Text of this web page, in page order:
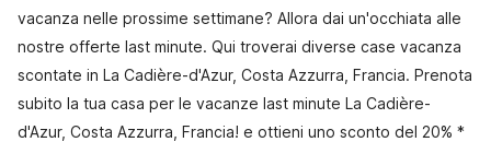
vacanza nelle prossime settimane? Allora dai un'occhiata alle
nostre offerte last minute. Qui troverai diverse case vacanza
scontate in La Cadière-d'Azur, Costa Azzurra, Francia. Prenota
subito la tua casa per le vacanze last minute La Cadière-
d'Azur, Costa Azzurra, Francia! e ottieni uno sconto del 20% *